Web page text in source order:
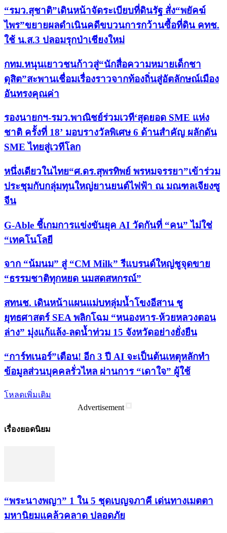
“รมว.สุชาติ”เดินหน้าจัดระเบียบที่ดินรัฐ สั่ง“พยัคฆ์
ไพร”ขยายผลดำเนินคดีขบวนการกว้านซื้อที่ดิน คทช.
ใช้ น.ส.3 ปลอมรุกป่าเชียงใหม่
กทม.หนุนเยาวชนก้าวสู่“นักสื่อความหมายเด็กชา
ดุสิต”สะพานเชื่อมเรื่องราวจากท้องถิ่นสู่อัตลักษณ์เมือง
อันทรงคุณค่า
รองนายกฯ-รมว.พาณิชย์ร่วมเวที‘สุดยอด SME แห่ง
ชาติ ครั้งที่ 18’ มอบรางวัลพิเศษ 6 ด้านสำคัญ ผลักดัน
SME ไทยสู่เวทีโลก
หนึ่งเดียวในไทย“ศ.ดร.สุพรทิพย์ พรหมจรรยา”เข้าร่วม
ประชุมกับกลุ่มทุนใหญ่ยานยนต์ไฟฟ้า ณ มณฑลเจียงซู
จีน
G-Able ชี้เกมการแข่งขันยุค AI วัดกันที่ “คน” ไม่ใช่
“เทคโนโลยี
จาก “น้มนม” สู่ “CM Milk” รีแบรนด์ใหญ่ชูจุดขาย
“ธรรมชาติทุกหยด นมสดสหกรณ์”
สทนช. เดินหน้าแผนแม่บทลุ่มน้ำโขงอีสาน ชู
ยุทธศาสตร์ SEA พลิกโฉม “หนองหาร-ห้วยหลวงตอน
ล่าง” มุ่งแก้แล้ง-ลดน้ำท่วม 15 จังหวัดอย่างยั่งยืน
“การ์ทเนอร์”เตือน! อีก 3 ปี AI จะเป็นต้นเหตุหลักทำ
ข้อมูลส่วนบุคคลรั่วไหล ผ่านการ “เดาใจ” ผู้ใช้
โหลดเพิ่มเติม
Advertisement
เรื่องยอดนิยม
“พระ​นาง​พญา” 1 ใน 5​ ชุดเบญจ​ภาคี​ เด่นทางเมตตา​
มหา​นิยม​แคล้วคลาด​ ปลอดภัย​